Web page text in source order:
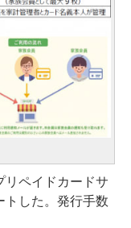
ペイドカードサ
トした。発行手数